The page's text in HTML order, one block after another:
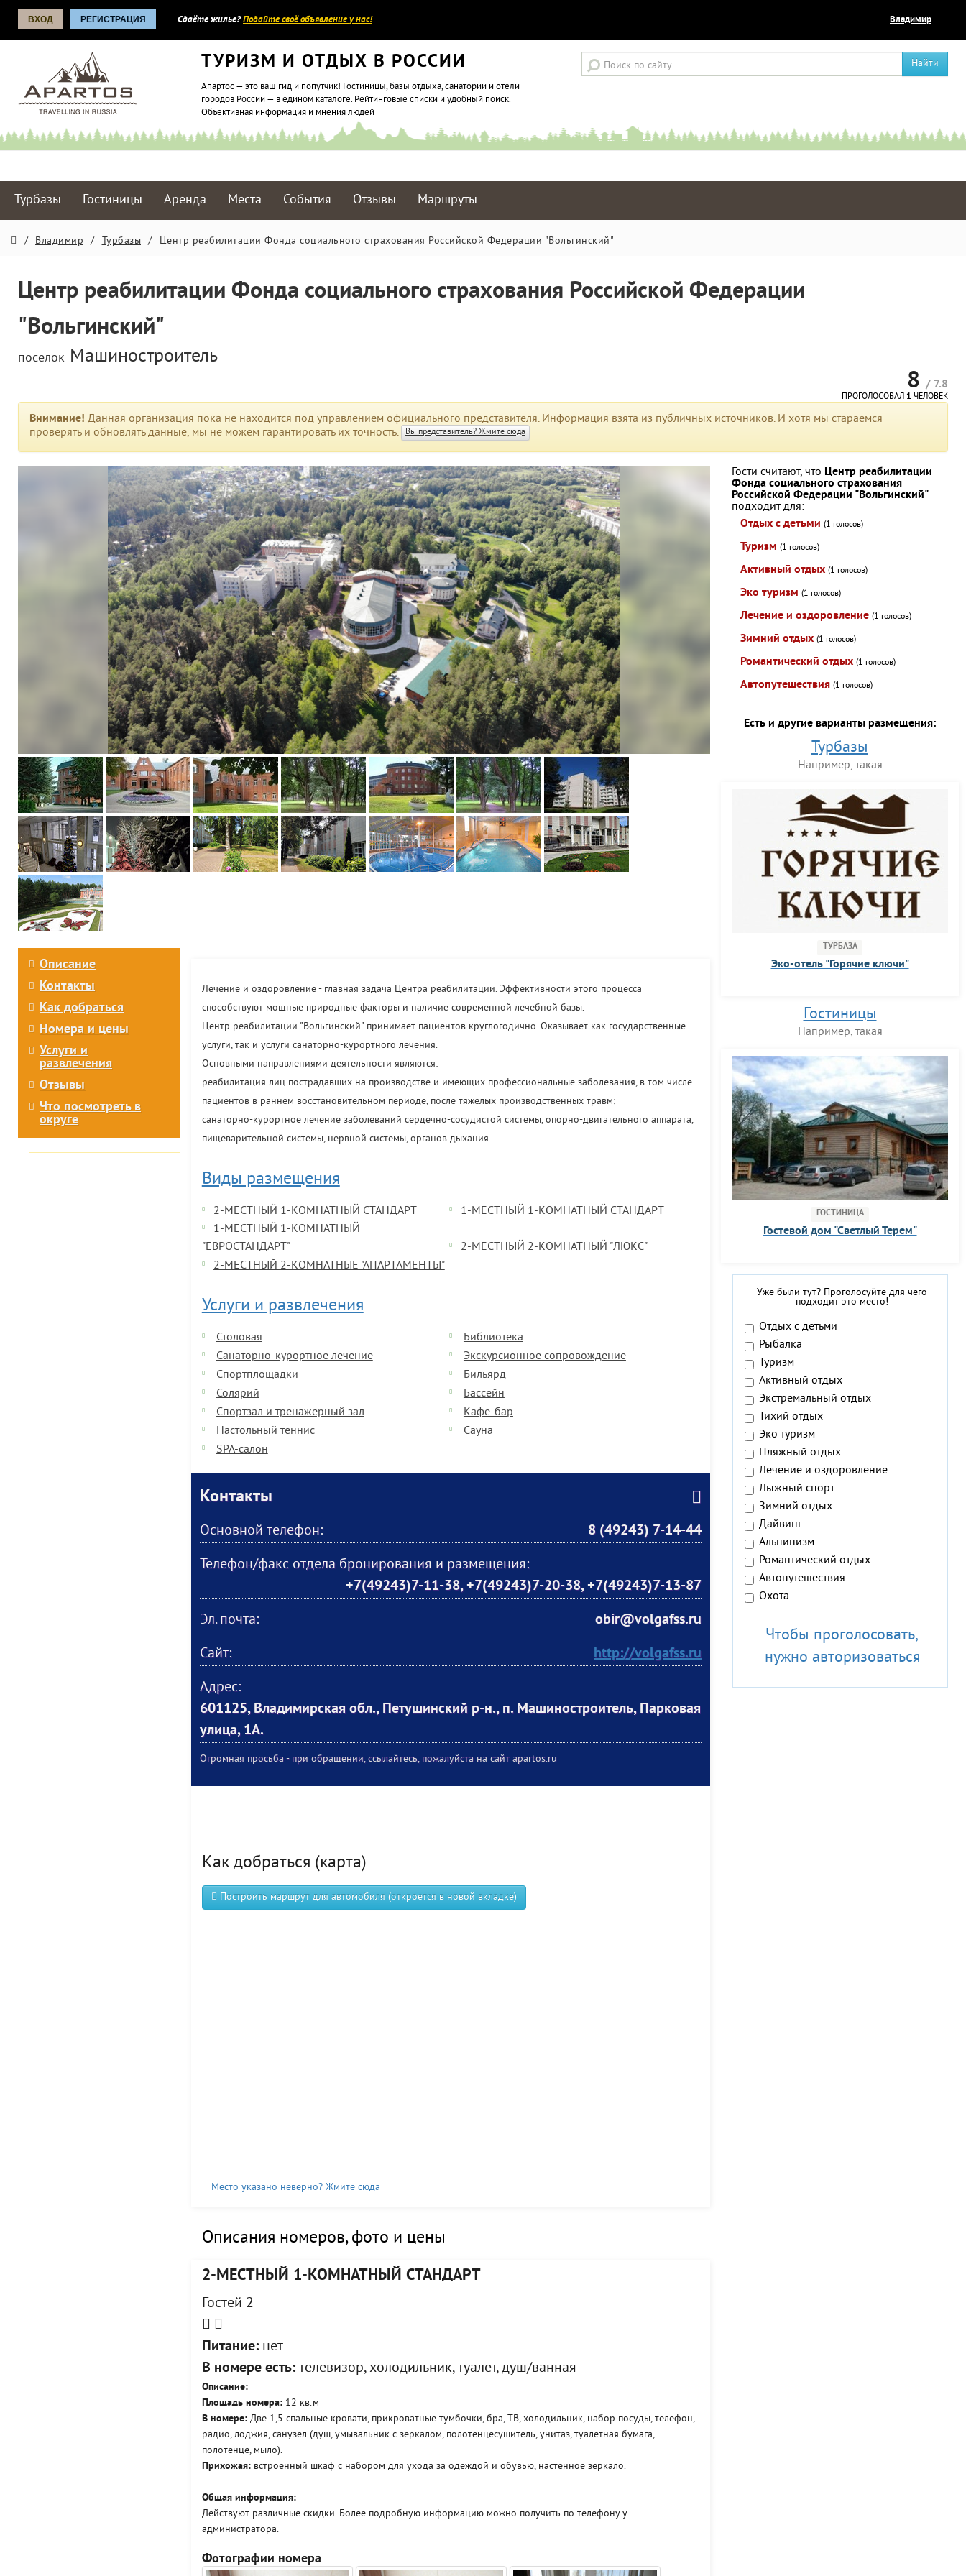
ВХОД РЕГИСТРАЦИЯ Сдаёте жилье?Подайте своё объявление у нас! Владимир
ТУРИЗМ И ОТДЫХ В РОССИИ
Апартос — это ваш гид и попутчик! Гостиницы, базы отдыха, санатории и отели
городов России — в едином каталоге. Рейтинговые списки и удобный поиск.
Объективная информация и мнения людей
Найти
Турбазы Гостиницы Аренда Места События Отзывы Маршруты
/ Владимир / Турбазы / Центр реабилитации Фонда социального страхования Российской Федерации "Вольгинский"
Центр реабилитации Фонда социального страхования Российской Федерации
"Вольгинский"
поселок Машиностроитель
8 / 7.8
ПРОГОЛОСОВАЛ 1 ЧЕЛОВЕК
Внимание! Данная организация пока не находится под управлением официального представителя. Информация взята из публичных источников. И хотя мы стараемся
проверять и обновлять данные, мы не можем гарантировать их точность. Вы представитель? Жмите сюда
Описание
Контакты
Как добраться
Номера и цены
Услуги и
развлечения
Отзывы
Что посмотреть в
округе
Лечение и оздоровление - главная задача Центра реабилитации. Эффективности этого процесса
способствуют мощные природные факторы и наличие современной лечебной базы.
Центр реабилитации "Вольгинский" принимает пациентов круглогодично. Оказывает как государственные
услуги, так и услуги санаторно-курортного лечения.
Основными направлениями деятельности являются:
реабилитация лиц пострадавших на производстве и имеющих профессиональные заболевания, в том числе
пациентов в раннем восстановительном периоде, после тяжелых производственных травм;
санаторно-курортное лечение заболеваний сердечно-сосудистой системы, опорно-двигательного аппарата,
пищеварительной системы, нервной системы, органов дыхания.
Виды размещения
2-МЕСТНЫЙ 1-КОМНАТНЫЙ СТАНДАРТ
1-МЕСТНЫЙ 1-КОМНАТНЫЙ СТАНДАРТ
1-МЕСТНЫЙ 1-КОМНАТНЫЙ
"ЕВРОСТАНДАРТ"
2-МЕСТНЫЙ 2-КОМНАТНЫЙ "ЛЮКС"
2-МЕСТНЫЙ 2-КОМНАТНЫЕ "АПАРТАМЕНТЫ"
Услуги и развлечения
Столовая
Библиотека
Санаторно-курортное лечение
Экскурсионное сопровождение
Спортплощадки
Бильярд
Солярий
Бассейн
Спортзал и тренажерный зал
Кафе-бар
Настольный теннис
Сауна
SPA-салон
Контакты
Основной телефон:
8 (49243) 7-14-44
Телефон/факс отдела бронирования и размещения:
+7(49243)7-11-38, +7(49243)7-20-38, +7(49243)7-13-87
Эл. почта:
obir@volgafss.ru
Сайт:
http://volgafss.ru
Адрес:
601125, Владимирская обл., Петушинский р-н., п. Машиностроитель, Парковая
улица, 1А.
Огромная просьба - при обращении, ссылайтесь, пожалуйста на сайт apartos.ru
Как добраться (карта)
Построить маршрут для автомобиля (откроется в новой вкладке)
Место указано неверно? Жмите сюда
Описания номеров, фото и цены
2-МЕСТНЫЙ 1-КОМНАТНЫЙ СТАНДАРТ
Гостей 2
Питание:нет
В номере есть:телевизор, холодильник, туалет, душ/ванная
Описание:
Площадь номера: 12 кв.м
В номере: Две 1,5 спальные кровати, прикроватные тумбочки, бра, ТВ, холодильник, набор посуды, телефон,
радио, лоджия, санузел (душ, умывальник с зеркалом, полотенцесушитель, унитаз, туалетная бумага,
полотенце, мыло).
Прихожая: встроенный шкаф с набором для ухода за одеждой и обувью, настенное зеркало.
Общая информация:
Действуют различные скидки. Более подробную информацию можно получить по телефону у
администратора.
Фотографии номера
Гости считают, что Центр реабилитации
Фонда социального страхования
Российской Федерации "Вольгинский"
подходит для:
Отдых с детьми (1 голосов)
Туризм (1 голосов)
Активный отдых (1 голосов)
Эко туризм (1 голосов)
Лечение и оздоровление (1 голосов)
Зимний отдых (1 голосов)
Романтический отдых (1 голосов)
Автопутешествия (1 голосов)
Есть и другие варианты размещения:
Турбазы
Например, такая
ТУРБАЗА
Эко-отель "Горячие ключи"
Гостиницы
Например, такая
ГОСТИНИЦА
Гостевой дом "Светлый Терем"
Уже были тут? Проголосуйте для чего
подходит это место!
Отдых с детьми
Рыбалка
Туризм
Активный отдых
Экстремальный отдых
Тихий отдых
Эко туризм
Пляжный отдых
Лечение и оздоровление
Лыжный спорт
Зимний отдых
Дайвинг
Альпинизм
Романтический отдых
Автопутешествия
Охота
Чтобы проголосовать,
нужно авторизоваться